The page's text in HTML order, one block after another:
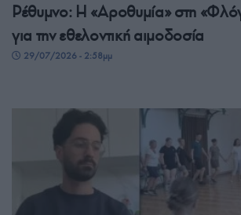
Ρέθυμνο: Η «Αροθυμία» στη
για την εθελοντική αιμοδοσία
29/07/2026 - 2:58μμ